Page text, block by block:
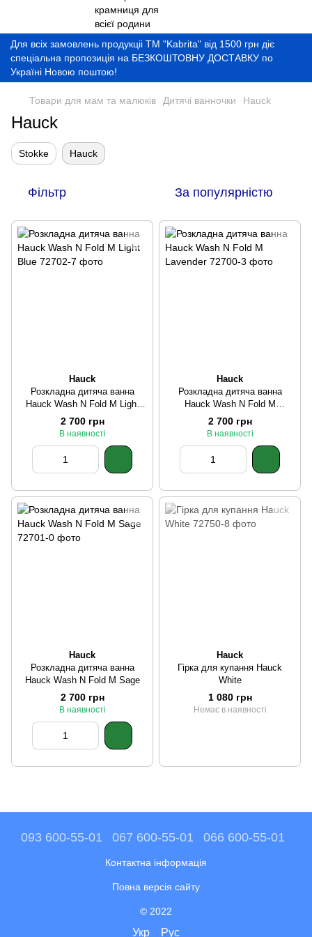
Для всіх замовлень продукціі ТМ "Kabrita" від 1500 грн діє
спеціальна пропозиція на БЕЗКОШТОВНУ ДОСТАВКУ по
Україні Новою поштою!
Товари для мам та малюків Дитячі ванночки Hauck
Hauck
Stokke Hauck
Фільтр За популярністю
Hauck
Розкладна дитяча ванна
Hauck Wash N Fold M Light
Blue
2 700 грн
В наявності
Hauck
Розкладна дитяча ванна
Hauck Wash N Fold M
Lavender
2 700 грн
В наявності
Hauck
Розкладна дитяча ванна
Hauck Wash N Fold M Sage
2 700 грн
В наявності
Hauck
Гірка для купання Hauck
White
1 080 грн
Немає в наявності
093 600-55-01 067 600-55-01 066 600-55-01
Контактна інформація
Повна версія сайту
© 2022
Укр Рус